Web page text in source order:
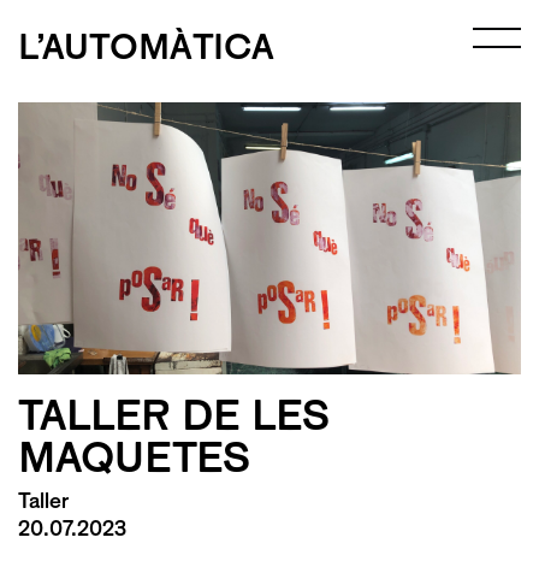
L’AUTOMÀTICA
TALLER DE LES
MAQUETES
Taller
20.07.2023